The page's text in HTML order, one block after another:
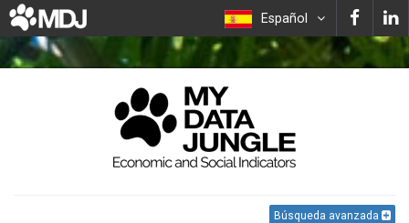
Español
Búsqueda avanzada